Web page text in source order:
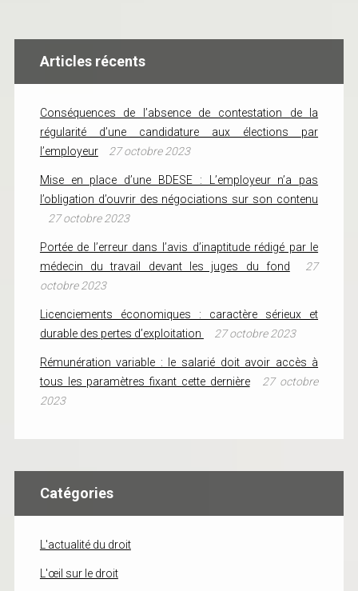
Articles récents
Conséquences de l’absence de contestation de la
régularité d’une candidature aux élections par
l’employeur
27 octobre 2023
Mise en place d’une BDESE : L’employeur n’a pas
l’obligation d’ouvrir des négociations sur son contenu
27 octobre 2023
Portée de l’erreur dans l’avis d’inaptitude rédigé par le
médecin du travail devant les juges du fond
27
octobre 2023
Licenciements économiques : caractère sérieux et
durable des pertes d’exploitation
27 octobre 2023
Rémunération variable : le salarié doit avoir accès à
tous les paramètres fixant cette dernière
27 octobre
2023
Catégories
L'actualité du droit
L'œil sur le droit